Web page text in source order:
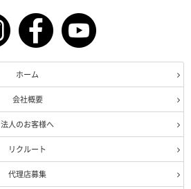
ホーム
会社概要
法人のお客様へ
リクルート
代理店募集